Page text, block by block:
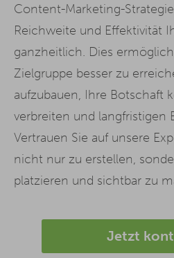
Content-Marketing-
Reichweite und Effektivität
ganzheitlich. Dies
Zielgruppe besser zu
aufzubauen, Ihre Botschaft
verbreiten und langfristigen
Vertrauen Sie auf unsere
nicht nur zu erstellen,
platzieren und sichtbar zu
Jetzt